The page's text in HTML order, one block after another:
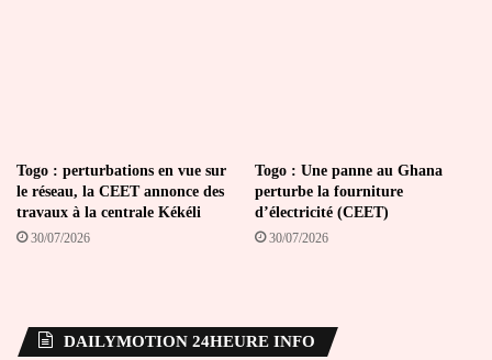
Togo : perturbations en vue sur
le réseau, la CEET annonce des
travaux à la centrale Kékéli
30/07/2026
Togo : Une panne au Ghana
perturbe la fourniture
d’électricité (CEET)
30/07/2026
DAILYMOTION 24HEURE INFO